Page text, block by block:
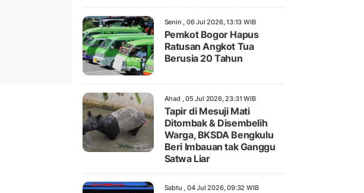
Senin , 06 Jul 2026, 13:13 WIB
Pemkot Bogor Hapus
Ratusan Angkot Tua
Berusia 20 Tahun
Ahad , 05 Jul 2026, 23:31 WIB
Tapir di Mesuji Mati
Ditombak & Disembelih
Warga, BKSDA Bengkulu
Beri Imbauan tak Ganggu
Satwa Liar
Sabtu , 04 Jul 2026, 09:32 WIB